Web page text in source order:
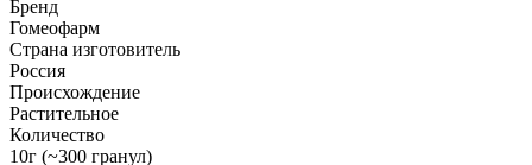
Бренд
Гомеофарм
Страна изготовитель
Россия
Происхождение
Растительное
Количество
10г (~300 гранул)